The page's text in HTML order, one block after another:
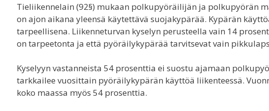
Tieliikennelain (92§) mukaan polkupyöräilijän ja polkupyörän
on ajon aikana yleensä käytettävä suojakypärää. Kypärän
tarpeellisena. Liikenneturvan kyselyn perusteella vain 14
on tarpeetonta ja että pyöräilykypärää tarvitsevat vain
Kyselyyn vastanneista 54 prosenttia ei suostu ajamaan
tarkkailee vuosittain pyöräilykypärän käyttöä liikenteessä.
koko maassa myös 54 prosenttia.